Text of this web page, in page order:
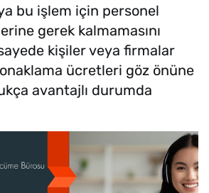
bu işlem için personel
gerek kalmamasını
kişiler veya firmalar
ücretleri göz önüne
avantajlı durumda